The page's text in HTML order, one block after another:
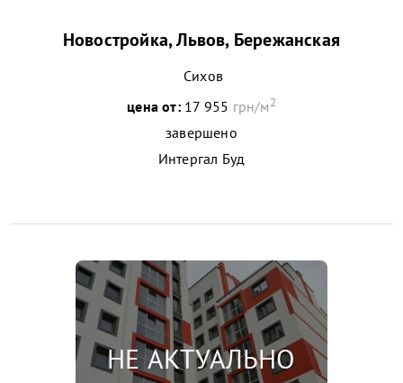
Новостройка, Львов, Бережанская
Сихов
цена от:17 955 грн/м2
завершено
Интергал Буд